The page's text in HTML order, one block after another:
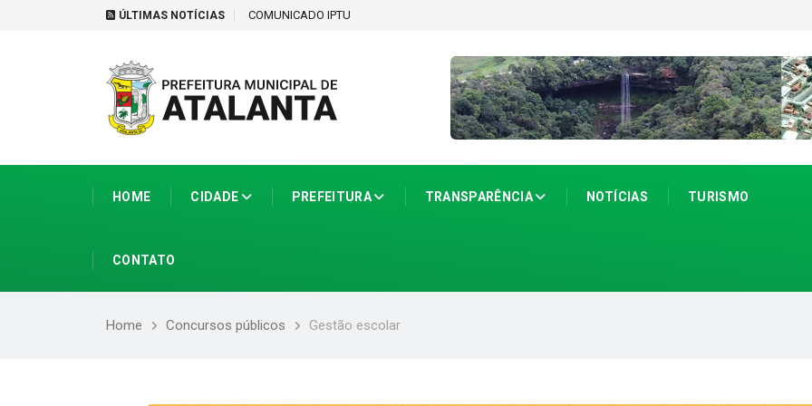
ÚLTIMAS NOTÍCIAS
de 1º de setembro COMUNICADO IPTU
HOME CIDADE PREFEITURA TRANSPARÊNCIA NOTÍCIAS TURISMO
CONTATO
Home Concursos públicos Gestão escolar